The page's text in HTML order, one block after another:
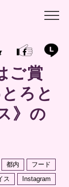
ご賞
ろと
》の
都内
フード
ス Instagram